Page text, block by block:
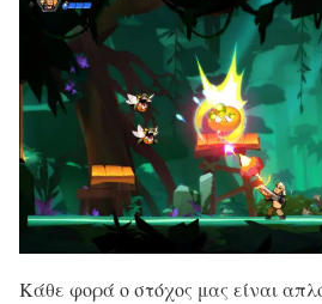
Κάθε φορά ο στόχος μας είναι